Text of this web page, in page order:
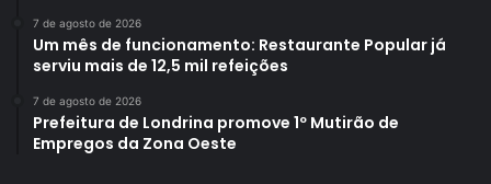
7 de agosto de 2026
Um mês de funcionamento: Restaurante Popular já
serviu mais de 12,5 mil refeições
7 de agosto de 2026
Prefeitura de Londrina promove 1º Mutirão de
Empregos da Zona Oeste